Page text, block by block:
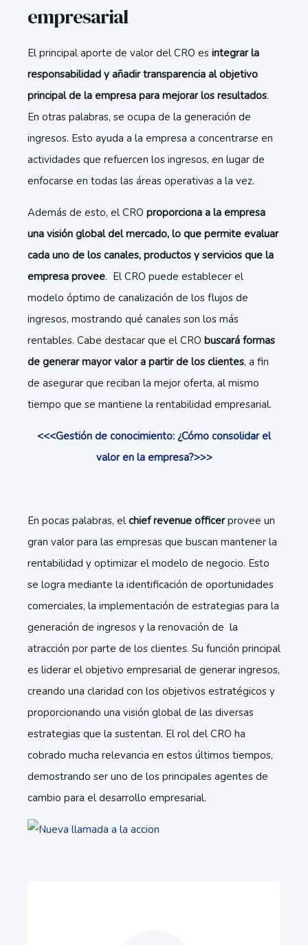
empresarial
El principal aporte de valor del CRO es integrar la
responsabilidad y añadir transparencia al objetivo
principal de la empresa para mejorar los resultados.
En otras palabras, se ocupa de la generación de
ingresos. Esto ayuda a la empresa a concentrarse en
actividades que refuercen los ingresos, en lugar de
enfocarse en todas las áreas operativas a la vez.
Además de esto, el CRO proporciona a la empresa
una visión global del mercado, lo que permite evaluar
cada uno de los canales, productos y servicios que la
empresa provee. El CRO puede establecer el
modelo óptimo de canalización de los flujos de
ingresos, mostrando qué canales son los más
rentables. Cabe destacar que el CRO buscará formas
de generar mayor valor a partir de los clientes, a fin
de asegurar que reciban la mejor oferta, al mismo
tiempo que se mantiene la rentabilidad empresarial.
<<<Gestión de conocimiento: ¿Cómo consolidar el
valor en la empresa?>>>
En pocas palabras, el chief revenue officerprovee un
gran valor para las empresas que buscan mantener la
rentabilidad y optimizar el modelo de negocio. Esto
se logra mediante la identificación de oportunidades
comerciales, la implementación de estrategias para la
generación de ingresos y la renovación de la
atracción por parte de los clientes. Su función principal
es liderar el objetivo empresarial de generar ingresos,
creando una claridad con los objetivos estratégicos y
proporcionando una visión global de las diversas
estrategias que la sustentan. El rol del CRO ha
cobrado mucha relevancia en estos últimos tiempos,
demostrando ser uno de los principales agentes de
cambio para el desarrollo empresarial.